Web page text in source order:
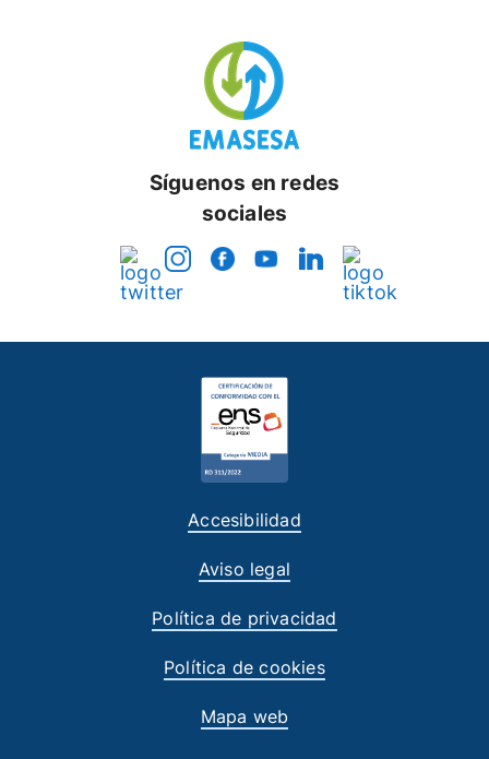
Síguenos en redes
sociales
Accesibilidad
Aviso legal
Política de privacidad
Política de cookies
Mapa web